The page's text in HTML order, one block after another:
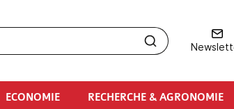
ECONOMIE RECHERCHE & AGRONOMIE